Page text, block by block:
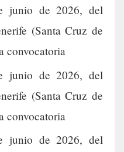
junio de 2026, del
(Santa Cruz de
convocatoria
junio de 2026, del
(Santa Cruz de
convocatoria
junio de 2026, del